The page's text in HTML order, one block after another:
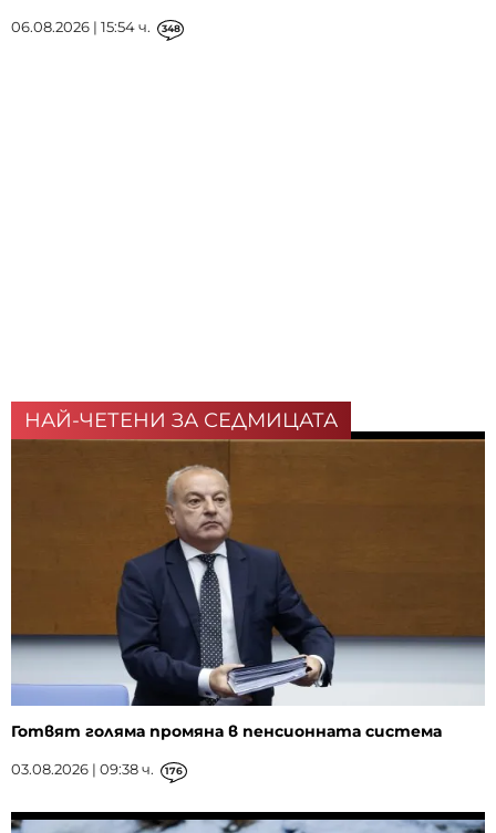
06.08.2026 | 15:54 ч. 348
НАЙ-ЧЕТЕНИ ЗА СЕДМИЦАТА
Готвят голяма промяна в пенсионната система
03.08.2026 | 09:38 ч. 176